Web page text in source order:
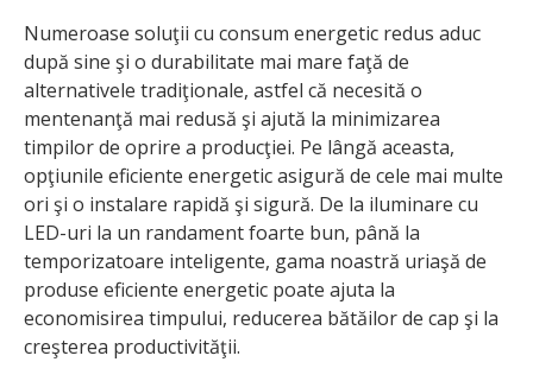
Numeroase soluţii cu consum energetic redus aduc
după sine şi o durabilitate mai mare faţă de
alternativele tradiţionale, astfel că necesită o
mentenanţă mai redusă şi ajută la minimizarea
timpilor de oprire a producţiei. Pe lângă aceasta,
opţiunile eficiente energetic asigură de cele mai multe
ori şi o instalare rapidă şi sigură. De la iluminare cu
LED-uri la un randament foarte bun, până la
temporizatoare inteligente, gama noastră uriaşă de
produse eficiente energetic poate ajuta la
economisirea timpului, reducerea bătăilor de cap şi la
creşterea productivităţii.